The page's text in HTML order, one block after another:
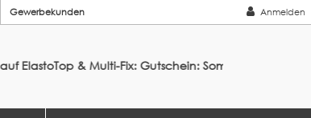
Anmelden
Gewerbekunden
& Multi-Fix: Gutschein: Sommer2026 ///